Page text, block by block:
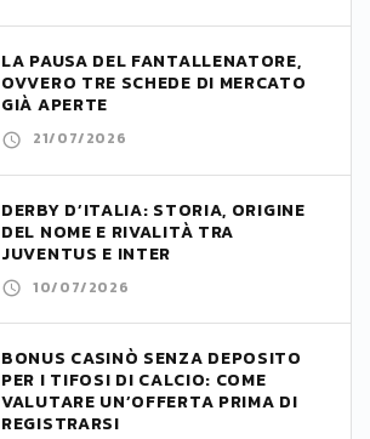
LA PAUSA DEL FANTALLENATORE,
OVVERO TRE SCHEDE DI MERCATO
GIÀ APERTE
21/07/2026
DERBY D’ITALIA: STORIA, ORIGINE
DEL NOME E RIVALITÀ TRA
JUVENTUS E INTER
10/07/2026
BONUS CASINÒ SENZA DEPOSITO
PER I TIFOSI DI CALCIO: COME
VALUTARE UN’OFFERTA PRIMA DI
REGISTRARSI